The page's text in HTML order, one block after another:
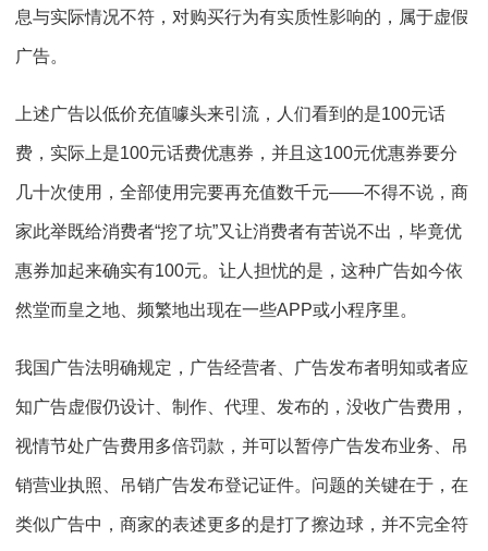
息与实际情况不符，对购买行为有实质性影响的，属于虚假
广告。
上述广告以低价充值噱头来引流，人们看到的是100元话
费，实际上是100元话费优惠券，并且这100元优惠券要分
几十次使用，全部使用完要再充值数千元——不得不说，商
家此举既给消费者“挖了坑”又让消费者有苦说不出，毕竟优
惠券加起来确实有100元。让人担忧的是，这种广告如今依
然堂而皇之地、频繁地出现在一些APP或小程序里。
我国广告法明确规定，广告经营者、广告发布者明知或者应
知广告虚假仍设计、制作、代理、发布的，没收广告费用，
视情节处广告费用多倍罚款，并可以暂停广告发布业务、吊
销营业执照、吊销广告发布登记证件。问题的关键在于，在
类似广告中，商家的表述更多的是打了擦边球，并不完全符